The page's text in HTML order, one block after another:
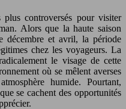
plus controversés pour visiter
Alors que la haute saison
décembre et avril, la période
chez les voyageurs. La
le visage de cette
où se mêlent averses
humide. Pourtant,
se cachent des opportunités